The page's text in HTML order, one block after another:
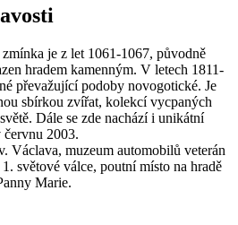
je z let 1061-1067, původně
hradem kamenným. V letech 1811-
převažující podoby novogotické. Je
sbírkou zvířat, kolekcí vycpaných
Dále se zde nachází i unikátní
2003.
Václava, muzeum automobilů veterán
světové válce, poutní místo na hradě
Marie.